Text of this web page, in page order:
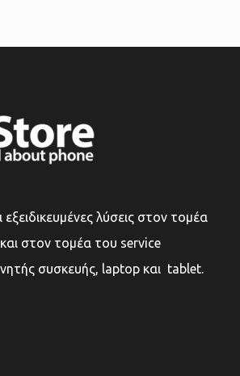
λύσεις στον τομέα
στον τομέα του service
συσκευής, laptop και tablet.